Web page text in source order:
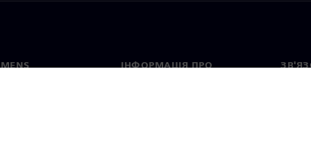
ІНФОРМАЦІЯ ПРО